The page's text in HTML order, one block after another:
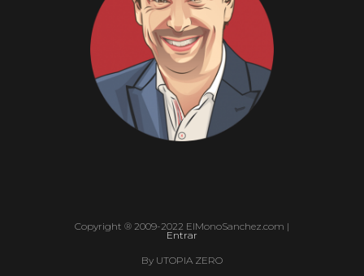
Copyright ® 2009-2022 ElMonoSanchez.com |
Entrar
By UTOPIA ZERO